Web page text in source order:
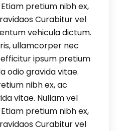
pretium nibh ex,
Curabitur vel
vehicula dictum.
ullamcorper nec
efficitur ipsum pretium
odio gravida vitae.
nibh ex, ac
vitae. Nullam vel
pretium nibh ex,
Curabitur vel